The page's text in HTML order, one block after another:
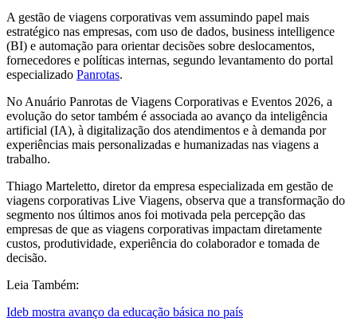
A gestão de viagens corporativas vem assumindo papel mais
estratégico nas empresas, com uso de dados, business intelligence
(BI) e automação para orientar decisões sobre deslocamentos,
fornecedores e políticas internas, segundo levantamento do portal
especializado Panrotas.
No Anuário Panrotas de Viagens Corporativas e Eventos 2026, a
evolução do setor também é associada ao avanço da inteligência
artificial (IA), à digitalização dos atendimentos e à demanda por
experiências mais personalizadas e humanizadas nas viagens a
trabalho.
Thiago Marteletto, diretor da empresa especializada em gestão de
viagens corporativas Live Viagens, observa que a transformação do
segmento nos últimos anos foi motivada pela percepção das
empresas de que as viagens corporativas impactam diretamente
custos, produtividade, experiência do colaborador e tomada de
decisão.
Leia Também:
Ideb mostra avanço da educação básica no país